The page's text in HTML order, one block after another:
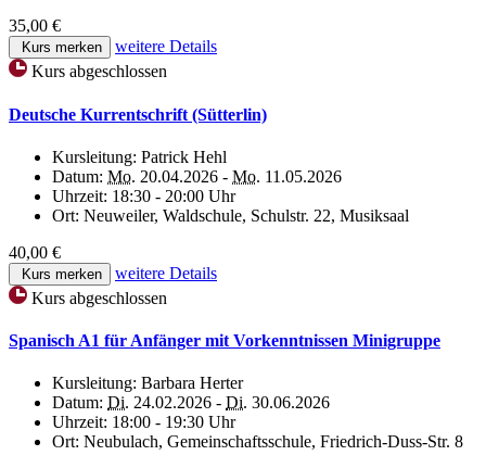
35,00 €
Kurs merken
weitere Details
Kurs abgeschlossen
Deutsche Kurrentschrift (Sütterlin)
Kursleitung: Patrick Hehl
Datum: Mo. 20.04.2026 - Mo. 11.05.2026
Uhrzeit: 18:30 - 20:00 Uhr
Ort: Neuweiler, Waldschule, Schulstr. 22, Musiksaal
40,00 €
Kurs merken
weitere Details
Kurs abgeschlossen
Spanisch A1 für Anfänger mit Vorkenntnissen Minigruppe
Kursleitung: Barbara Herter
Datum: Di. 24.02.2026 - Di. 30.06.2026
Uhrzeit: 18:00 - 19:30 Uhr
Ort: Neubulach, Gemeinschaftsschule, Friedrich-Duss-Str. 8